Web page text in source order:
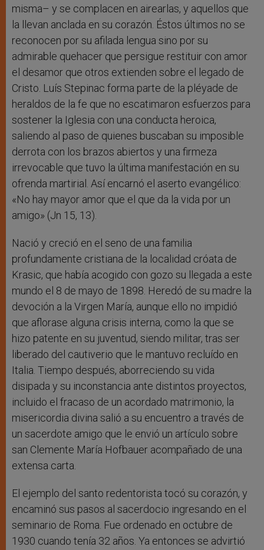
misma– y se complacen en airearlas, y aquellos que
la llevan anclada en su corazón. Éstos últimos no se
reconocen por su afilada lengua sino por su
admirable quehacer que persigue restituir con amor
el desamor que otros extienden sobre el legado de
Cristo. Luís Stepinac forma parte de la pléyade de
heraldos de la fe que no escatimaron esfuerzos para
sostener la Iglesia con una conducta heroica,
saliendo al paso de quienes buscaban su imposible
derrota con los brazos abiertos y una firmeza
irrevocable que tuvo la última manifestación en su
ofrenda martirial. Así encarnó el aserto evangélico:
«No hay mayor amor que el que da la vida por un
amigo» (Jn 15, 13).
Nació y creció en el seno de una familia
profundamente cristiana de la localidad cróata de
Krasic, que había acogido con gozo su llegada a este
mundo el 8 de mayo de 1898. Heredó de su madre la
devoción a la Virgen María, aunque ello no impidió
que aflorase alguna crisis interna, como la que se
hizo patente en su juventud, siendo militar, tras ser
liberado del cautiverio que le mantuvo recluído en
Italia. Tiempo después, aborreciendo su vida
disipada y su inconstancia ante distintos proyectos,
incluido el fracaso de un acordado matrimonio, la
misericordia divina salió a su encuentro a través de
un sacerdote amigo que le envió un artículo sobre
san Clemente María Hofbauer acompañado de una
extensa carta.
El ejemplo del santo redentorista tocó su corazón, y
encaminó sus pasos al sacerdocio ingresando en el
seminario de Roma. Fue ordenado en octubre de
1930 cuando tenía 32 años. Ya entonces se advirtió